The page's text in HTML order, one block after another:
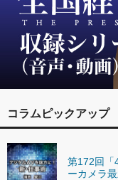
コラムピックアップ
第172回「
ーカメラ最